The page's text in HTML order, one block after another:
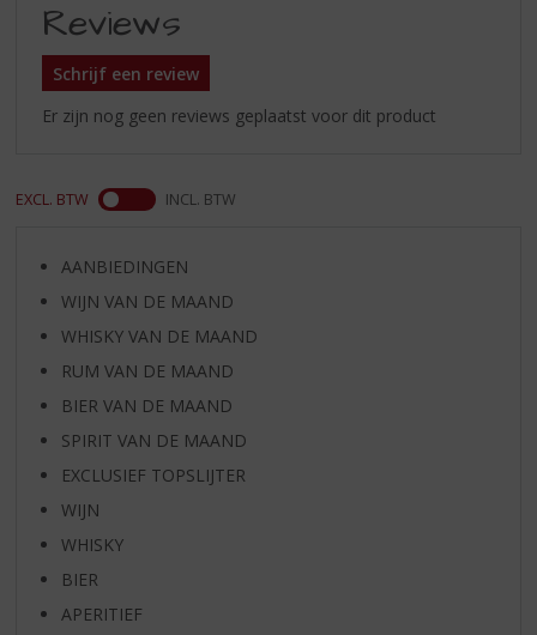
Reviews
Schrijf een review
Er zijn nog geen reviews geplaatst voor dit product
EXCL. BTW INCL. BTW
AANBIEDINGEN
WIJN VAN DE MAAND
WHISKY VAN DE MAAND
RUM VAN DE MAAND
BIER VAN DE MAAND
SPIRIT VAN DE MAAND
EXCLUSIEF TOPSLIJTER
WIJN
WHISKY
BIER
APERITIEF